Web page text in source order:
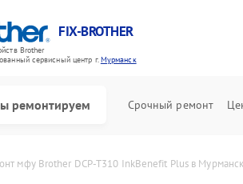
FIX-BROTHER
Brother
cервисный центр г.Мурманск
ремонтируем Срочный ремонт
мфу Brother DCP-T310 InkBenefit Plus в